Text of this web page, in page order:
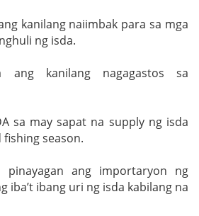
kanilang naiimbak para sa mga
ng isda.
ang kanilang nagagastos sa
sa may sapat na supply ng isda
season.
pinayagan ang importaryon ng
iba’t ibang uri ng isda kabilang na